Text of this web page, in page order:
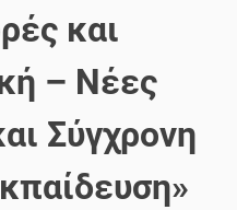
και
– Νέες
Σύγχρονη